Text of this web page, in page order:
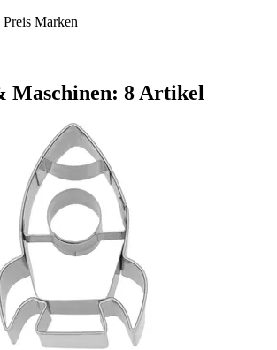
Preis Marken
Maschinen: 8 Artikel